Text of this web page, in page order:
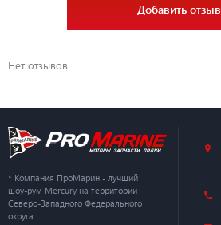
Добавить отзыв
Нет отзывов
* Компания ПроМарин - лучший
шоу-рум Mercury на территории
Северо-Западного Федерального
округа